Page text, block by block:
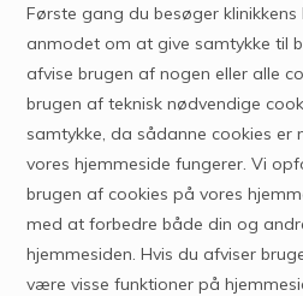
Første gang du besøger klinikkens
anmodet om at give samtykke til
afvise brugen af nogen eller alle
brugen af teknisk nødvendige
samtykke, da sådanne cookies er
vores hjemmeside fungerer. Vi
brugen af cookies på vores
med at forbedre både din og
hjemmesiden. Hvis du afviser
være visse funktioner på